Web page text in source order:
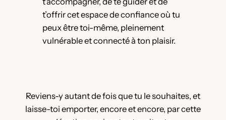
t’offrir cet espace de confiance où tu
peux être toi-même, pleinement
vulnérable et connecté à ton plaisir.
Reviens-y autant de fois que tu le souhaites, et
laisse-toi emporter, encore et encore, par cette